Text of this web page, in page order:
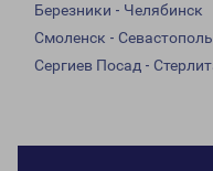
Березники - Челябинск
Смоленск - Севастополь
Сергиев Посад -